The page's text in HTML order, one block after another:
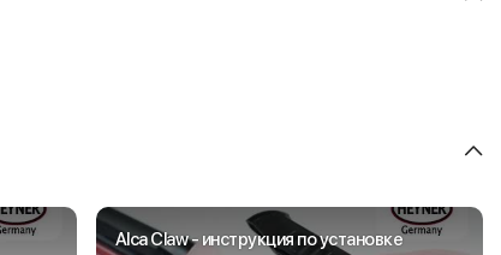
Alca Claw - инструкция по установке